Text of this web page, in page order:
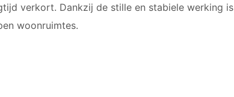
verkort. Dankzij de stille en stabiele werking is
woonruimtes.